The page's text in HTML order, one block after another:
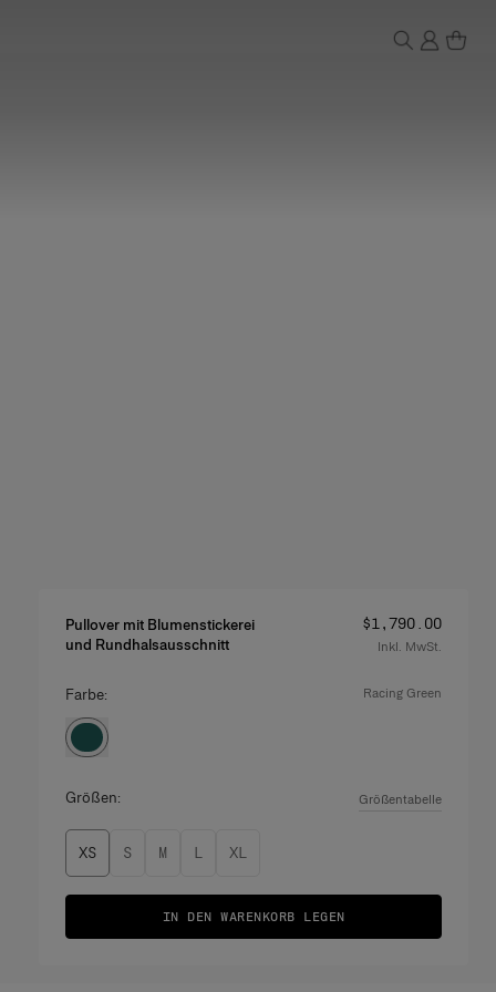
Pullover mit Blumenstickerei
und Rundhalsausschnitt
Preis:
$1,790.00
Inkl. MwSt.
Farbe: racing green
Größen: Größentabelle
XS S M L XL
IN DEN WARENKORB LEGEN